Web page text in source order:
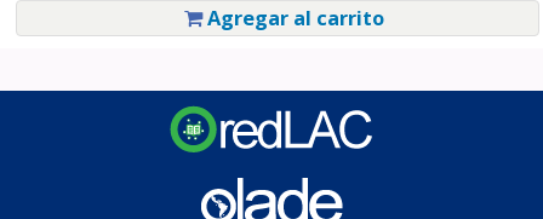
Agregar al carrito